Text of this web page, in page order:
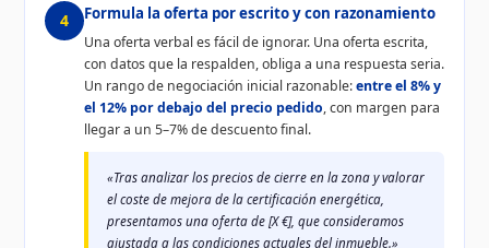
4 Formula la oferta por escrito y con razonamiento
Una oferta verbal es fácil de ignorar. Una oferta escrita,
con datos que la respalden, obliga a una respuesta seria.
Un rango de negociación inicial razonable:entre el 8% y
el 12% por debajo del precio pedido, con margen para
llegar a un 5–7% de descuento final.
«Tras analizar los precios de cierre en la zona y valorar
el coste de mejora de la certificación energética,
presentamos una oferta de [X €], que consideramos
ajustada a las condiciones actuales del inmueble.»